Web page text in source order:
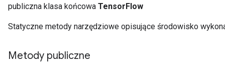
publiczna klasa końcowa TensorFlow
Statyczne metody narzędziowe opisujące środowisko
Metody publiczne